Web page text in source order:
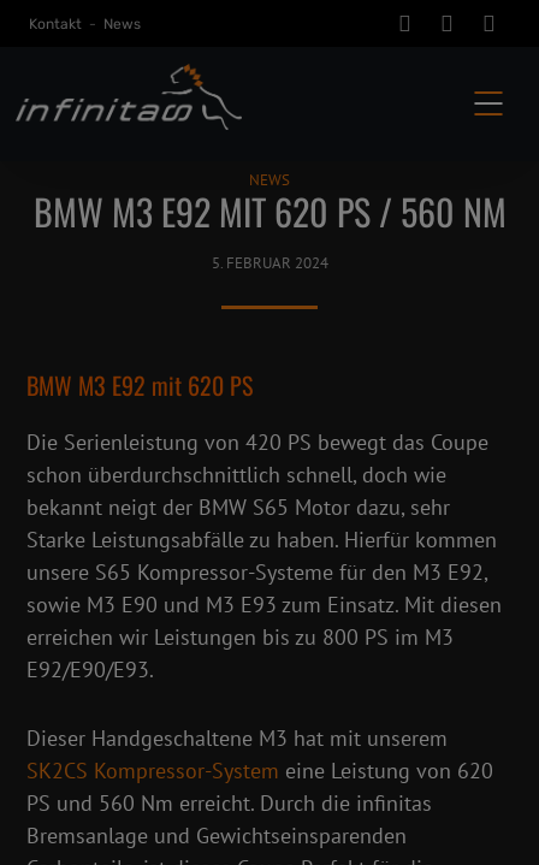
Kontakt - News
NEWS
BMW M3 E92 MIT 620 PS / 560 NM
5. FEBRUAR 2024
BMW M3 E92 mit 620 PS
Die Serienleistung von 420 PS bewegt das Coupe
schon überdurchschnittlich schnell, doch wie
bekannt neigt der BMW S65 Motor dazu, sehr
Starke Leistungsabfälle zu haben. Hierfür kommen
unsere S65 Kompressor-Systeme für den M3 E92,
sowie M3 E90 und M3 E93 zum Einsatz. Mit diesen
erreichen wir Leistungen bis zu 800 PS im M3
E92/E90/E93.
Dieser Handgeschaltene M3 hat mit unserem
SK2CS Kompressor-System eine Leistung von 620
PS und 560 Nm erreicht. Durch die infinitas
Bremsanlage und Gewichtseinsparenden